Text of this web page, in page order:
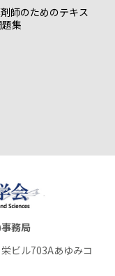
師のためのテキス
題集
務局
ビル703Aあゆみコ